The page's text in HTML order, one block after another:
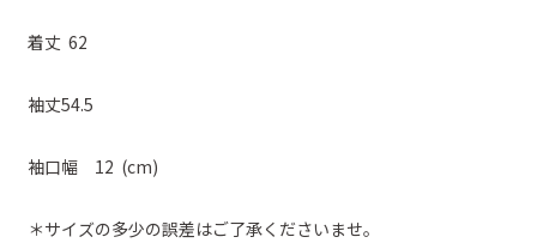
着丈 62
袖丈54.5
袖口幅 12 (cm)
＊サイズの多少の誤差はご了承くださいませ。